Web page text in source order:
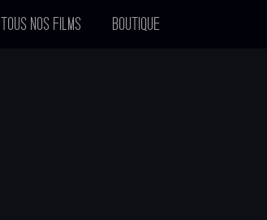
TOUS NOS FILMS BOUTIQUE